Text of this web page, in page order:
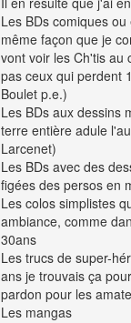
Les BDs comiques
même façon que je
vont voir les Ch'tis au
pas ceux qui perdent
Boulet p.e.)
Les BDs aux dessins
terre entière adule
Larcenet)
Les BDs avec des
figées des persos en
Les colos simplistes
ambiance, comme
30ans
Les trucs de super-
ans je trouvais ça
pardon pour les
Les mangas